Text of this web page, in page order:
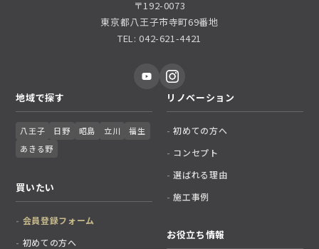
〒192-0073
東京都八王子市寺町69番地
TEL: 042-621-4421
地域で探す
八王子 日野 昭島 立川
福生
あきる野
買いたい
会員登録フォーム
初めての方へ
リノベーション
初めての方へ
コンセプト
選ばれる理由
施工事例
お役立ち情報